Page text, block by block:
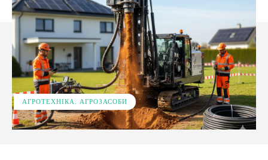
АГРОТЕХНІКА. АГРОЗАСОБИ